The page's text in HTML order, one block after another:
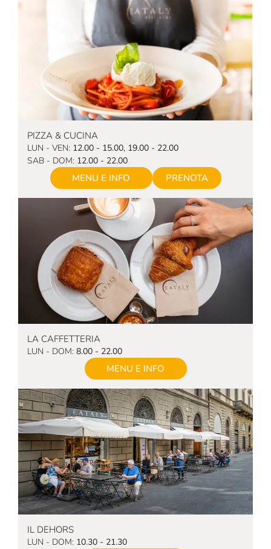
PIZZA & CUCINA
LUN - VEN: 12.00 - 15.00, 19.00 - 22.00
SAB - DOM: 12.00 - 22.00
MENU E INFO PRENOTA
LA CAFFETTERIA
LUN - DOM: 8.00 - 22.00
MENU E INFO
IL DEHORS
LUN - DOM: 10.30 - 21.30